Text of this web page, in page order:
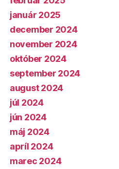
január 2025
december 2024
november 2024
október 2024
september 2024
august 2024
júl 2024
jún 2024
máj 2024
apríl 2024
marec 2024